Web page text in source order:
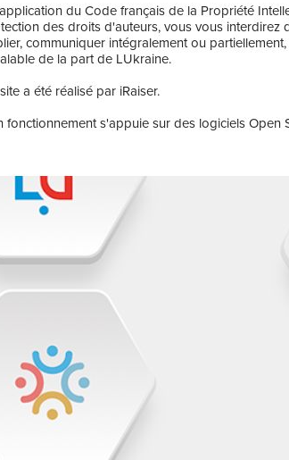
du Code français de la Propriété
des droits d'auteurs, vous vous interdirez
communiquer intégralement ou
de la part de LUkraine.
a été réalisé par iRaiser.
fonctionnement s'appuie sur des logiciels Open